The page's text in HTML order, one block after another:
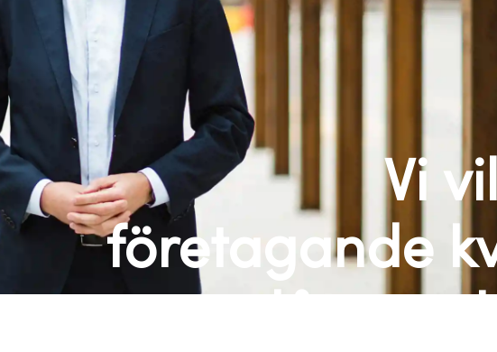
Vi
företagande
låt oss